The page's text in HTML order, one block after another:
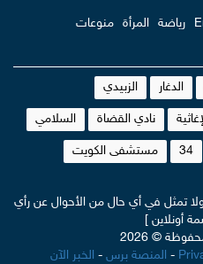
رياضة المرأة منوعات
الدغار الزبيدي
نادي القضاة السلامي
34 مستشفى الكويت
ولا تمثل في أي حال من الأحوال عن رأي
أونلاين ]
© 2026
- المنصة برس - الخبر الآن